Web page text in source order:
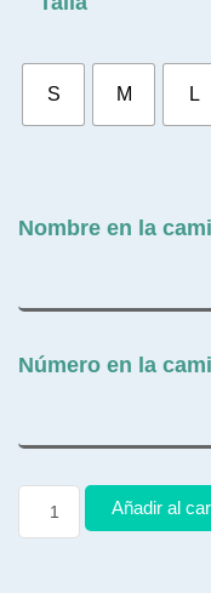
S M L
Nombre en la
Número en la
Añadir al